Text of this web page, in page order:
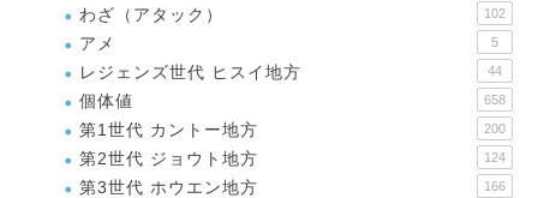
わざ（アタック） 102
アメ 5
レジェンズ世代 ヒスイ地方 44
個体値 658
第1世代 カントー地方 200
第2世代 ジョウト地方 124
第3世代 ホウエン地方 166